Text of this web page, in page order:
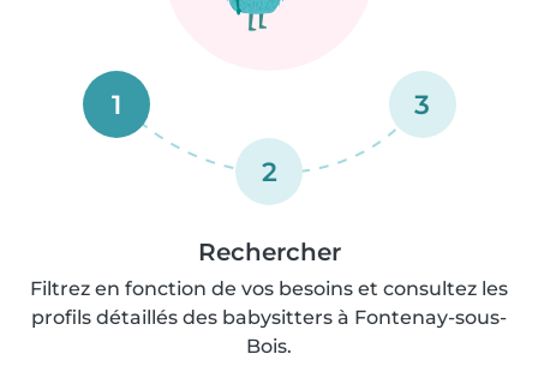
1
2
3
Rechercher
Filtrez en fonction de vos besoins et consultez les
profils détaillés des babysitters à Fontenay-sous-
Bois.